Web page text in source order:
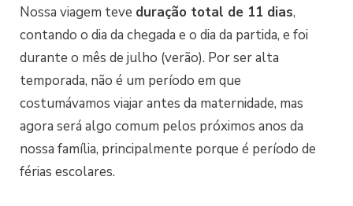
Nossa viagem teve duração total de 11 dias,
contando o dia da chegada e o dia da partida, e foi
durante o mês de julho (verão). Por ser alta
temporada, não é um período em que
costumávamos viajar antes da maternidade, mas
agora será algo comum pelos próximos anos da
nossa família, principalmente porque é período de
férias escolares.